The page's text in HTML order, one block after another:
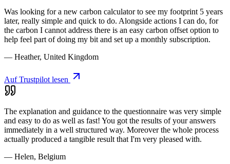
Was looking for a new carbon calculator to see my footprint 5 years
later, really simple and quick to do. Alongside actions I can do, for
the carbon I cannot address there is an easy carbon offset option to
help feel part of doing my bit and set up a monthly subscription.
— Heather, United Kingdom
Auf Trustpilot lesen
The explanation and guidance to the questionnaire was very simple
and easy to do as well as fast! You got the results of your answers
immediately in a well structured way. Moreover the whole process
actually produced a tangible result that I'm very pleased with.
— Helen, Belgium